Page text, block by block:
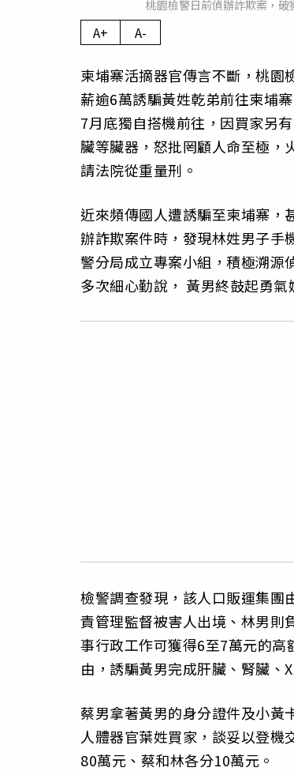
桃園檢警日前偵辦詐欺案，破
A+ A-
柬埔寨活摘器官傳言不斷，桃園
薪逾6萬誘騙黃姓乾弟前往柬埔
7月底獨自搭機前往，因買家另
臟等臟器，怒批罔顧人命至極，
請法院從重量刑。
近來頻傳國人遭誘騙至柬埔寨，
辦詐欺案件時，發現林姓男子手
警分局成立專案小組，積極溯源
多次細心勤說， 黃男終鼓起勇氣
檢警調查發現，該人口販運集團
責管理監督被害人出境、林男則
事行政工作可獲得6至7萬元的
由，誘騙黃男完成肝臟、腎臟、
蔡男拿著黃男的身分證件及小黃
人體器官葉姓買家，談妥以登
80萬元、蔡和林各分10萬元。